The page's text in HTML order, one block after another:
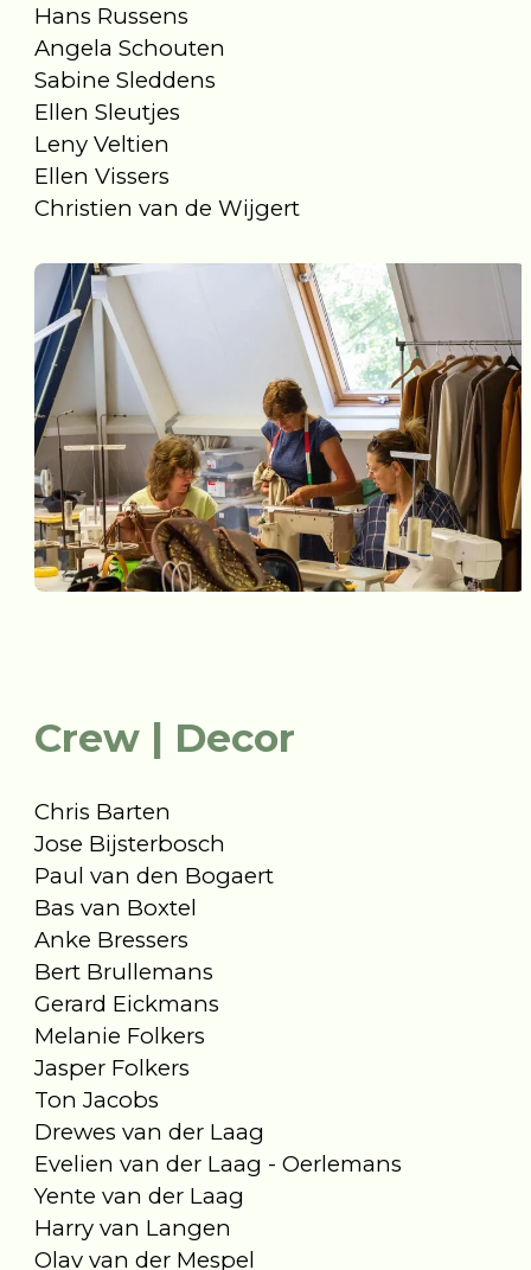
Hans Russens
Angela Schouten
Sabine Sleddens
Ellen Sleutjes
Leny Veltien
Ellen Vissers
Christien van de Wijgert
Crew | Decor
Chris Barten
Jose Bijsterbosch
Paul van den Bogaert
Bas van Boxtel
Anke Bressers
Bert Brullemans
Gerard Eickmans
Melanie Folkers
Jasper Folkers
Ton Jacobs
Drewes van der Laag
Evelien van der Laag - Oerlemans
Yente van der Laag
Harry van Langen
Olav van der Mespel